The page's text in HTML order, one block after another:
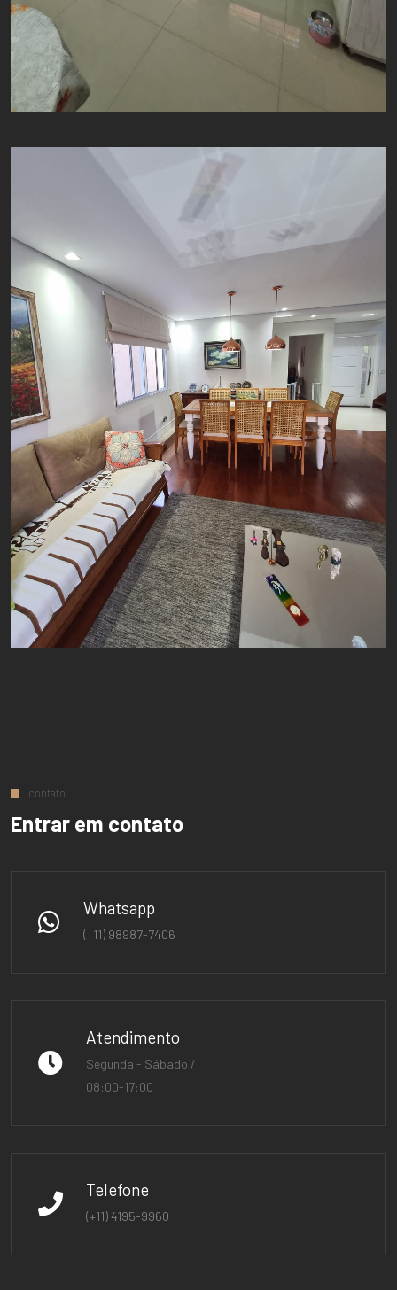
contato
Entrar em contato
Whatsapp
(+11) 98987-7406
Atendimento
Segunda - Sábado /
08:00-17:00
Telefone
(+11) 4195-9960